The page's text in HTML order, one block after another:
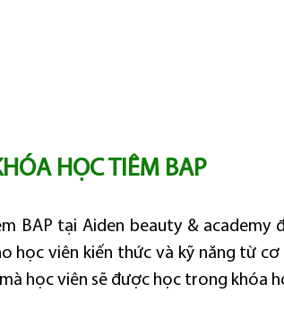
HỌC TIÊM BAP
BAP tại Aiden beauty &
học viên kiến thức và kỹ năng từ
học viên sẽ được học trong khóa